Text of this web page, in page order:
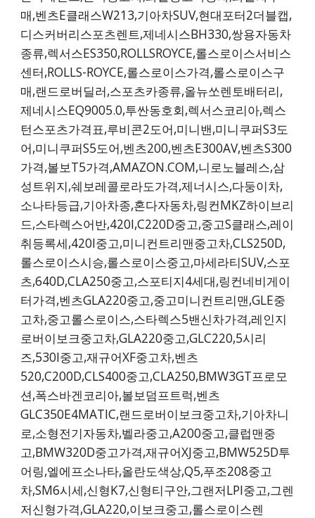
매,벤츠E클래스W213,기아차SUV,현대포터2더블캡,
디스커버리스포츠렌트,제네시스BH330,쌍용자동차
종류,렉서스ES350,ROLLSROYCE,롤스로이스서비스
센터,ROLLS-ROYCE,롤스로이스가격,롤스로이스구
매,랜드로버딜러,스포츠카종류,올뉴쏘렌토배터리,
제네시스EQ9005.0,투싼동호회,렉서스코리아,렉스
턴스포츠가격표,루비콘2도어,미니밴,미니쿠퍼S3도
어,미니쿠퍼S5도어,벤츠200,벤츠E300AV,벤츠S300
가격,볼보T5가격,AMAZON.COM,니로노블레스,삼
성트위지,쉐보레콜로라도가격,제너시스,다둥이차,
소나타등급,기아차종,혼다자동차,링컨MKZ하이브리
드,스타렉스어반,420I,C220D중고,중고S클래스,레이
취등록세,420I중고,미니컨트리맨중고차,CLS250D,
롤스로이스시승,롤스로이스중고,마세라티SUV,스포
츠,640D,CLA250중고,스포티지4세대,링컨네비게이
터가격,벤츠GLA220중고,중고미니컨트리맨,GLE중
고차,중고롤스로이스,스타렉스5밴신차가격,레인지
로버이보크중고차,GLA220중고,GLC220,5시리
즈,530I중고,재규어XF중고차,벤츠
520,C200D,CLS400중고,CLA250,BMW3GT프로모
션,폭스바겐코리아,볼보덤프트럭,벤츠
GLC350E4MATIC,랜드로버이보크중고차,기아차니
로,소형전기자동차,벨라중고,A200중고,클럽맨중
고,BMW320D중고가격,재규어XJ중고,BMW525D투
어링,엘에프소나타,올란도색상,Q5,푸조208중고
차,SM6시세,신형K7,신형티구안,그랜저LPI중고,그렌
저신형가격,GLA220,이보크중고,롤스로이스렌